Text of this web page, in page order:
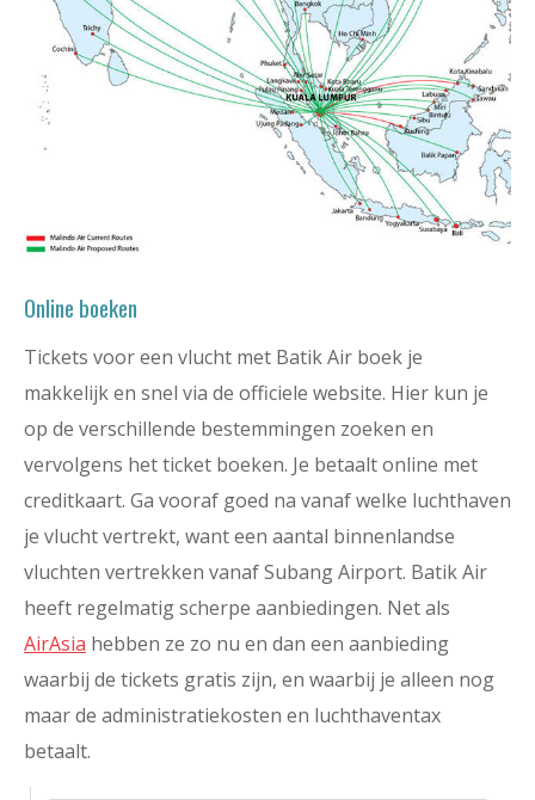
Online boeken
Tickets voor een vlucht met Batik Air boek je
makkelijk en snel via de officiele website. Hier kun je
op de verschillende bestemmingen zoeken en
vervolgens het ticket boeken. Je betaalt online met
creditkaart. Ga vooraf goed na vanaf welke luchthaven
je vlucht vertrekt, want een aantal binnenlandse
vluchten vertrekken vanaf Subang Airport. Batik Air
heeft regelmatig scherpe aanbiedingen. Net als
AirAsia hebben ze zo nu en dan een aanbieding
waarbij de tickets gratis zijn, en waarbij je alleen nog
maar de administratiekosten en luchthaventax
betaalt.